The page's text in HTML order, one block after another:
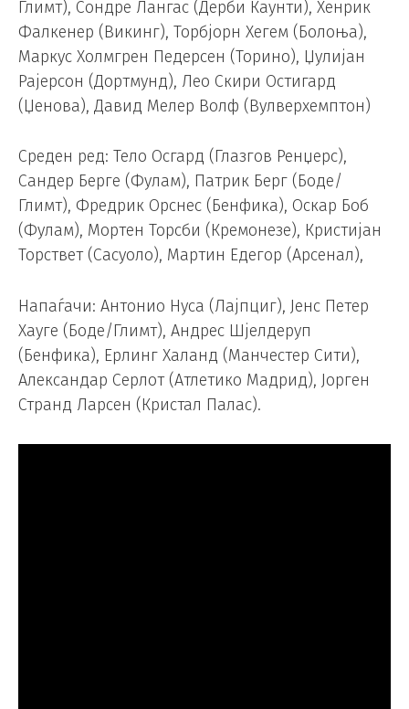
Глимт), Сондре Лангас (Дерби Каунти), Хенрик
Фалкенер (Викинг), Торбјорн Хегем (Болоња),
Маркус Холмгрен Педерсен (Торино), Џулијан
Рајерсон (Дортмунд), Лео Скири Остигард
(Џенова), Давид Мелер Волф (Вулверхемптон)
Среден ред: Тело Осгард (Глазгов Ренџерс),
Сандер Берге (Фулам), Патрик Берг (Боде/
Глимт), Фредрик Орснес (Бенфика), Оскар Боб
(Фулам), Мортен Торсби (Кремонезе), Кристијан
Торствет (Сасуоло), Мартин Едегор (Арсенал),
Напаѓачи: Антонио Нуса (Лајпциг), Јенс Петер
Хауге (Боде/Глимт), Андрес Шјелдеруп
(Бенфика), Ерлинг Халанд (Манчестер Сити),
Александар Серлот (Атлетико Мадрид), Јорген
Странд Ларсен (Кристал Палас).